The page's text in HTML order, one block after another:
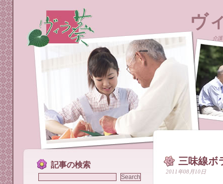
ヴ
介
三味線
2011年08月10日
記事の検索